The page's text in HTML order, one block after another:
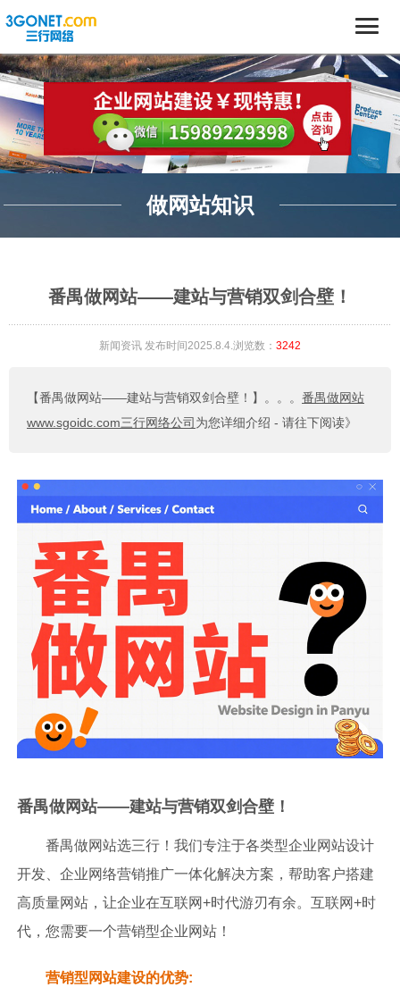
做网站知识
番禺做网站——建站与营销双剑合壁！
新闻资讯 发布时间2025.8.4.浏览数： 3242
【番禺做网站——建站与营销双剑合壁！】 。。。 番禺做网站
www.sgoidc.com三行网络公司 为您详细介绍 - 请往下阅读》
番禺做网站——建站与营销双剑合壁！
番禺做网站选三行！我们专注于各类型企业网站设计
开发、企业网络营销推广一体化解决方案，帮助客户搭建
高质量网站，让企业在互联网+时代游刃有余。互联网+时
代，您需要一个营销型企业网站！
营销型网站建设的优势: